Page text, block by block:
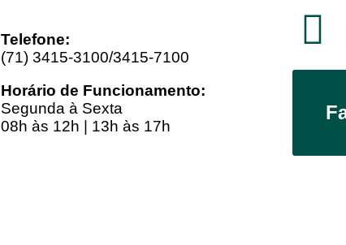
Telefone:
(71) 3415-3100/3415-7100
Horário de Funcionamento:
Segunda à Sexta
08h às 12h | 13h às 17h